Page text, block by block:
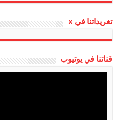
تغريداتنا في x
قناتنا في يوتيوب